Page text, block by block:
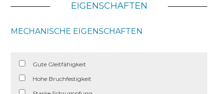
EIGENSCHAFTEN
MECHANISCHE EIGENSCHAFTEN
Gute Gleitfähigkeit
Hohe Bruchfestigkeit